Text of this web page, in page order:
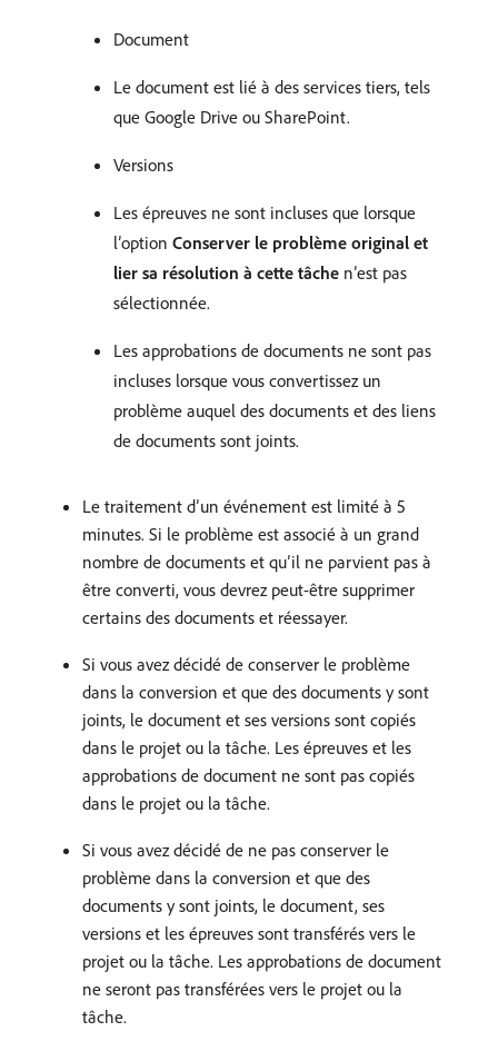
Document
Le document est lié à des services tiers, tels
que Google Drive ou SharePoint.
Versions
Les épreuves ne sont incluses que lorsque
l’option Conserver le problème original et
lier sa résolution à cette tâche n’est pas
sélectionnée.
Les approbations de documents ne sont pas
incluses lorsque vous convertissez un
problème auquel des documents et des liens
de documents sont joints.
Le traitement d’un événement est limité à 5
minutes. Si le problème est associé à un grand
nombre de documents et qu’il ne parvient pas à
être converti, vous devrez peut-être supprimer
certains des documents et réessayer.
Si vous avez décidé de conserver le problème
dans la conversion et que des documents y sont
joints, le document et ses versions sont copiés
dans le projet ou la tâche. Les épreuves et les
approbations de document ne sont pas copiés
dans le projet ou la tâche.
Si vous avez décidé de ne pas conserver le
problème dans la conversion et que des
documents y sont joints, le document, ses
versions et les épreuves sont transférés vers le
projet ou la tâche. Les approbations de document
ne seront pas transférées vers le projet ou la
tâche.